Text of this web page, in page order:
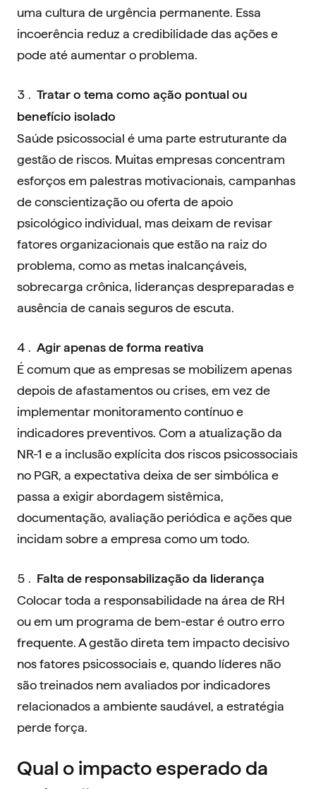
uma cultura de urgência permanente. Essa
incoerência reduz a credibilidade das ações e
pode até aumentar o problema.
Tratar o tema como ação pontual ou
benefício isolado
Saúde psicossocial é uma parte estruturante da
gestão de riscos. Muitas empresas concentram
esforços em palestras motivacionais, campanhas
de conscientização ou oferta de apoio
psicológico individual, mas deixam de revisar
fatores organizacionais que estão na raiz do
problema, como as metas inalcançáveis,
sobrecarga crônica, lideranças despreparadas e
ausência de canais seguros de escuta.
Agir apenas de forma reativa
É comum que as empresas se mobilizem apenas
depois de afastamentos ou crises, em vez de
implementar monitoramento contínuo e
indicadores preventivos. Com a atualização da
NR-1 e a inclusão explícita dos riscos psicossociais
no PGR, a expectativa deixa de ser simbólica e
passa a exigir abordagem sistêmica,
documentação, avaliação periódica e ações que
incidam sobre a empresa como um todo.
Falta de responsabilização da liderança
Colocar toda a responsabilidade na área de RH
ou em um programa de bem-estar é outro erro
frequente. A gestão direta tem impacto decisivo
nos fatores psicossociais e, quando líderes não
são treinados nem avaliados por indicadores
relacionados a ambiente saudável, a estratégia
perde força.
Qual o impacto esperado da